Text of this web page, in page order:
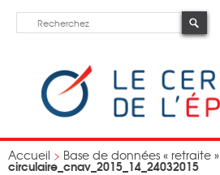
Accueil > Base de données « retraite »
circulaire_cnav_2015_14_24032015